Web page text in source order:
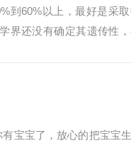
到60%以上，最好是采
界还没有确定其遗传性，
宝宝了，放心的把宝宝